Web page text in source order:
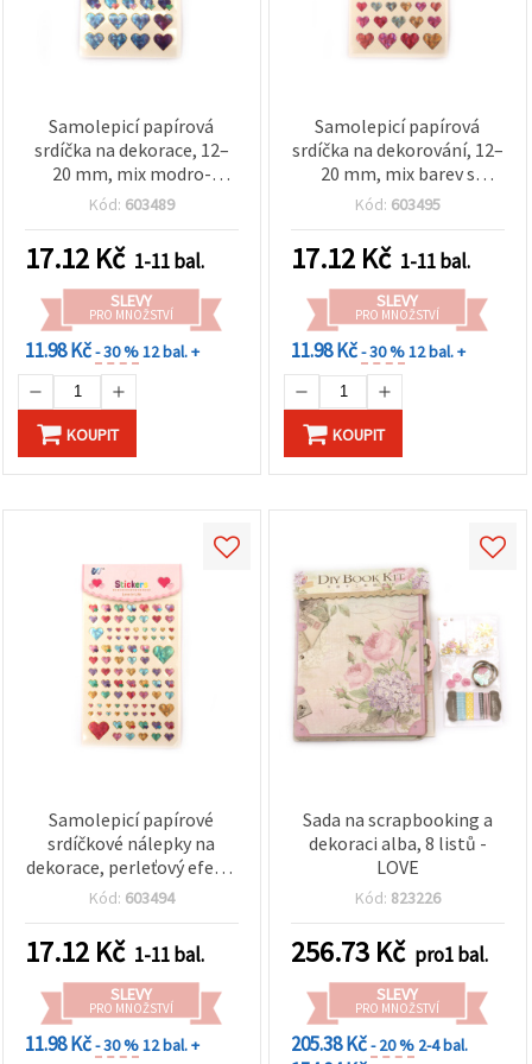
Samolepicí papírová
srdíčka na dekorace, 12–
20 mm, mix modro-
zelených odstínů s
ks
Kód: 603489
17.12 Kč 1-11 bal.
SLEVY
PRO MNOŽSTVÍ
11.98 Kč- 30 %12 bal. +
KOUPIT
Samolepicí papírová
srdíčka na dekorování, 12–
20 mm, mix barev s
perleťovým efektem – 39
Kód: 603495
17.12 Kč 1-11 bal.
SLEVY
PRO MNOŽSTVÍ
11.98 Kč- 30 %12 bal. +
KOUPIT
Samolepicí papírové
srdíčkové nálepky na
dekorace, perleťový efekt,
mix barev, velikosti 12–20
Kód: 603494
17.12 Kč 1-11 bal.
SLEVY
PRO MNOŽSTVÍ
11.98 Kč- 30 %12 bal. +
Sada na scrapbooking a
dekoraci alba, 8 listů -
LOVE
Kód: 823226
256.73 Kč pro1 bal.
SLEVY
PRO MNOŽSTVÍ
205.38 Kč- 20 % 2-4 bal.